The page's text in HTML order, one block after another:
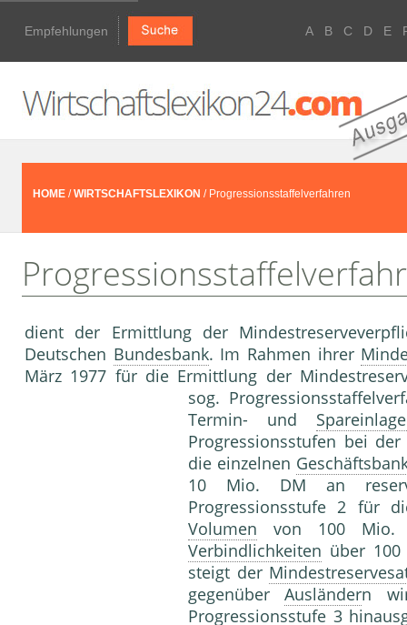
Empfehlungen A B C D E
HOME /WIRTSCHAFTSLEXIKON / Progressionsstaffelverfahren
dient der Ermittlung der
Deutschen Bundesbank. Im Rahmen ihrer
März 1977 für die Ermittlung der
sog.
Termin- und
Progressionsstufen bei
die einzelnen
10 Mio. DM an
Progressionsstufe 2 für
Volumen von 100
Verbindlichkeiten über
steigt der
gegenüberAusländern
Progressionsstufe 3